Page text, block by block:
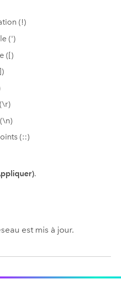
(!)
(')
([)
(::)
.
est mis à jour.